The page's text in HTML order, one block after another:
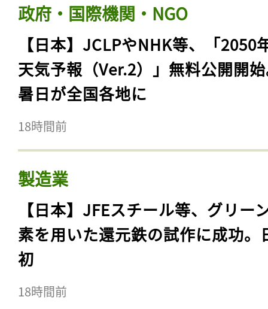
政府・国際機関・NGO
【日本】JCLPやNHK等、「2050
天気予報（Ver.2）」無料公開開
暑日が全国各地に
18時間前
製造業
【日本】JFEスチール等、グリー
素を用いた還元鉄の試作に成功。
初
18時間前